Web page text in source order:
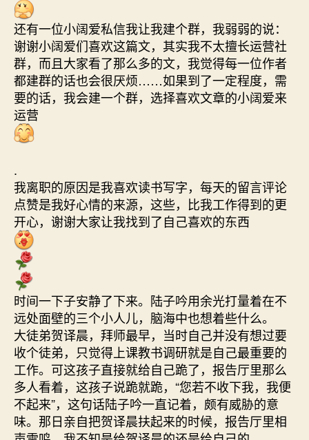
还有一位小阔爱私信我让我建个群，我弱弱的说：
谢谢小阔爱们喜欢这篇文，其实我不太擅长运营社
群，而且大家看了那么多的文，我觉得每一位作者
都建群的话也会很厌烦……如果到了一定程度，需
要的话，我会建一个群，选择喜欢文章的小阔爱来
运营
.
我离职的原因是我喜欢读书写字，每天的留言评论
点赞是我好心情的来源，这些，比我工作得到的更
开心，谢谢大家让我找到了自己喜欢的东西
时间一下子安静了下来。陆子吟用余光打量着在不
远处面壁的三个小人儿，脑海中也想着些什么。
大徒弟贺译晨，拜师最早，当时自己并没有想过要
收个徒弟，只觉得上课教书调研就是自己最重要的
工作。可这孩子直接就给自己跪了，报告厅里那么
多人看着，这孩子说跪就跪，“您若不收下我，我便
不起来”，这句话陆子吟一直记着，颇有威胁的意
味。那日亲自把贺译晨扶起来的时候，报告厅里相